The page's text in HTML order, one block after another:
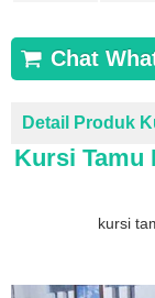
Chat
Detail Produk
Kursi Tamu
kursi